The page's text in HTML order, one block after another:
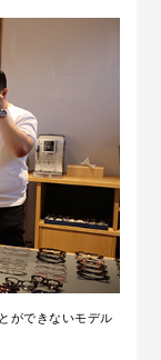
ができないモデル